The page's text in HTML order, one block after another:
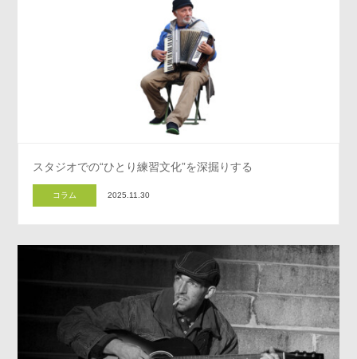
スタジオでの“ひとり練習文化”を深掘りする
コラム 2025.11.30